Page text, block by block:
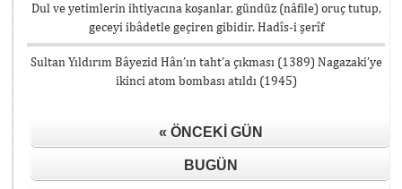
Dul ve yetimlerin ihtiyacına koşanlar, gündüz (nâfile) oruç tutup,
geceyi ibâdetle geçiren gibidir. Hadîs-i şerîf
Sultan Yıldırım Bâyezid Hân’ın taht’a çıkması (1389) Nagazaki’ye
ikinci atom bombası atıldı (1945)
« ÖNCEKI GÜN
BUGÜN